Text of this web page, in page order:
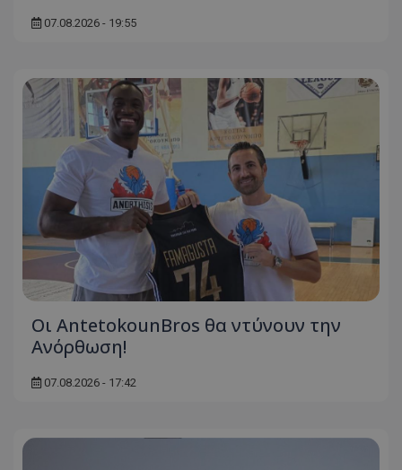
07.08.2026 - 19:55
Οι AntetokounBros θα ντύνουν την
Ανόρθωση!
07.08.2026 - 17:42